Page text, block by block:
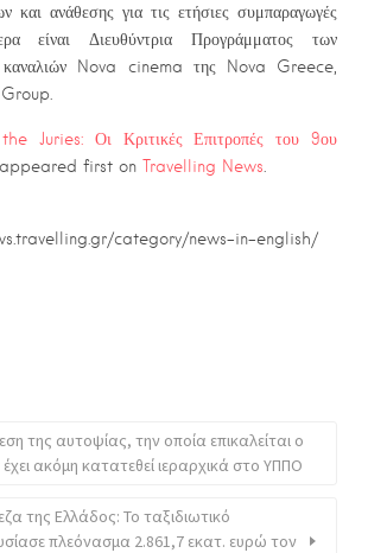
και ανάθεσης για τις ετήσιες συμπαραγωγές
είναι Διευθύντρια Προγράμματος των
καναλιών Nova cinema της Nova Greece,
Juries: Οι Κριτικές Επιτροπές του 9ου
appeared first on Travelling News
category/news-in-english/
της αυτοψίας, την οποία επικαλείται ο
ακόμη κατατεθεί ιεραρχικά στο ΥΠΠΟ
της Ελλάδος: Το ταξιδιωτικό
πλεόνασμα 2.861,7 εκατ. ευρώ τον